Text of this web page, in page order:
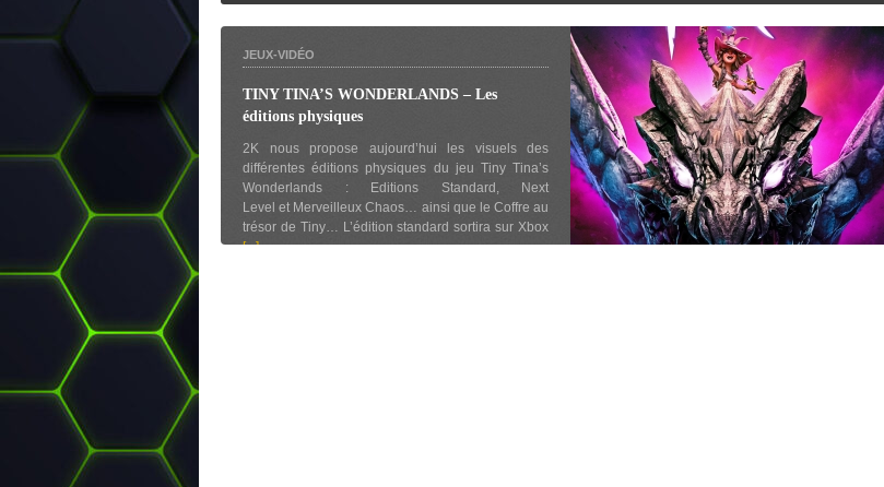
JEUX-VIDÉO
TINY TINA’S WONDERLANDS – Les
éditions physiques
2K nous propose aujourd’hui les visuels des
différentes éditions physiques du jeu Tiny Tina’s
Wonderlands : Editions Standard, Next
Level et Merveilleux Chaos… ainsi que le Coffre au
trésor de Tiny… L’édition standard sortira sur Xbox
[...]